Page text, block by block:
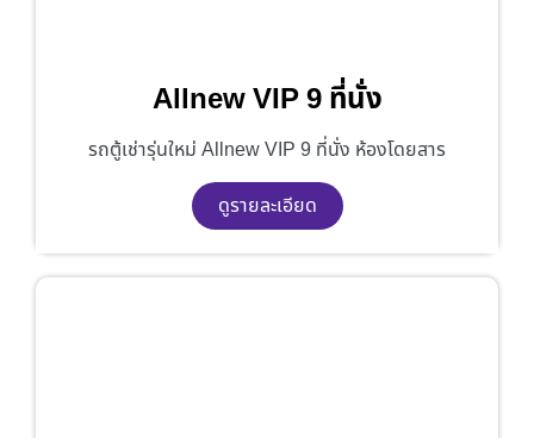
Allnew VIP 9 ที่นั่ง
รถตู้เช่ารุ่นใหม่ Allnew VIP 9 ที่นั่ง ห้องโดยสาร
ดูรายละเอียด